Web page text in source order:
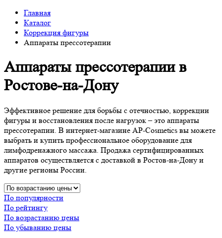
Главная
Каталог
Коррекция фигуры
Аппараты прессотерапии
Аппараты прессотерапии в
Ростове-на-Дону
Эффективное решение для борьбы с отечностью, коррекции
фигуры и восстановления после нагрузок – это аппараты
прессотерапии. В интернет-магазине AP-Cosmetics вы можете
выбрать и купить профессиональное оборудование для
лимфодренажного массажа. Продажа сертифицированных
аппаратов осуществляется с доставкой в Ростов-на-Дону и
другие регионы России.
По популярности
По рейтингу
По возрастанию цены
По убыванию цены